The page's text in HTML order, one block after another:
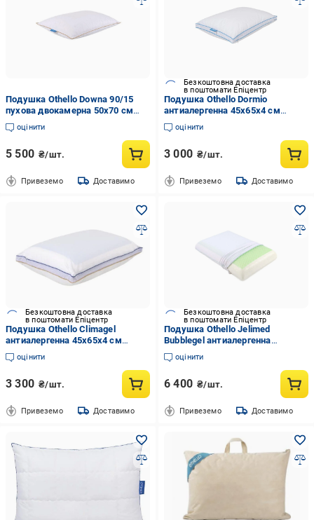
Подушка Othello Downa 90/15
пухова двокамерна 50x70 см
(2000022281579)
оцінити
5 500 ₴/шт.
Привеземо Доставимо
Безкоштовна доставка
в поштомати Епіцентр
Подушка Othello Dormio
антиалергенна 45x65x4 см
(2000022282948)
оцінити
3 000 ₴/шт.
Привеземо Доставимо
Безкоштовна доставка
в поштомати Епіцентр
Подушка Othello Climagel
антиалергенна 45x65x4 см
(2000022282947)
оцінити
3 300 ₴/шт.
Привеземо Доставимо
Безкоштовна доставка
в поштомати Епіцентр
Подушка Othello Jelimed
Bubblegel антиалергенна
60х40х14 см
оцінити
6 400 ₴/шт.
Привеземо Доставимо